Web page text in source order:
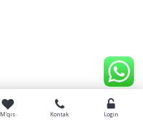
M'qis Kontak Login